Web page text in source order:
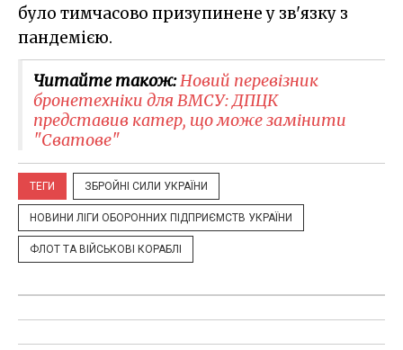
було тимчасово призупинене у зв'язку з
пандемією.
Читайте також:Новий перевізник
бронетехніки для ВМСУ: ДПЦК
представив катер, що може замінити
"Сватове"
ТЕГИ ЗБРОЙНІ СИЛИ УКРАЇНИ
НОВИНИ ЛІГИ ОБОРОННИХ ПІДПРИЄМСТВ УКРАЇНИ
ФЛОТ ТА ВІЙСЬКОВІ КОРАБЛІ